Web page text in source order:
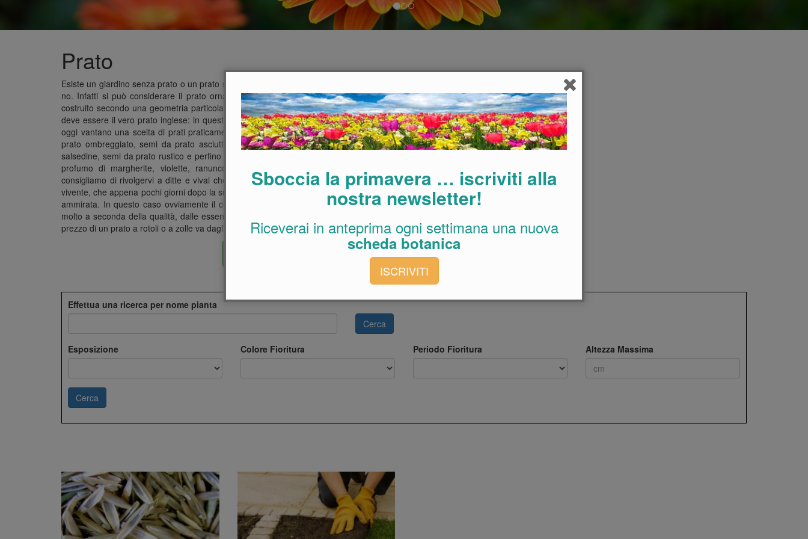
Prato
Esiste un giardino senza prato o un prato senza aiuole intorno? Talvolta si, ma nella maggior parte dei casi diciamo di
no. Infatti si può considerare il prato ornamentale come la cornice che completa l’opera, ma anche viceversa se
costruito secondo una geometria particolare o con una miscela di semi da prato fiorito o semplicemente verde come
deve essere il vero prato inglese: in questi casi è il prato stesso che diventa l’opera da ammirare. Le ditte di sementi
oggi vantano una scelta di prati praticamente infinita e non esiste situazione che non possa essere risolta: semi da
prato ombreggiato, semi da prato asciutto o addirittura secco, semi per prato alpino o al contrario resistente alla
salsedine, semi da prato rustico e perfino semi da prato fiorito, che oltre alle graminacee portano con se il colore e il
profumo di margherite, violette, ranuncolacee, ecc…Nei casi in cui si devono ottenere risultati certi e rapidi
consigliamo di rivolgervi a ditte e vivai che trattano il prato a rotoli o prato a zolle. Si tratta di una vera tappezzeria
vivente, che appena pochi giorni dopo la sua stesura, può essere calpestata per un party o semplicemente per essere
ammirata. In questo caso ovviamente il costo per metro quadro è più alto che per un buon prato seminato e varia
molto a seconda della qualità, dalle essenze utilizzate (agrostide o festuca) e perfino dalla stagione. Generalmente il
prezzo di un prato a rotoli o a zolle va dagli 8 ai 12 Euro per metro quadro, senza considerare il trasporto e la posa.
Effettua una ricerca per nome pianta
Cerca
Esposizione Colore Fioritura Periodo Fioritura Altezza Massima
Cerca
Sboccia la primavera … iscriviti alla
nostra newsletter!
Riceverai in anteprima ogni settimana una nuova
scheda botanica
ISCRIVITI